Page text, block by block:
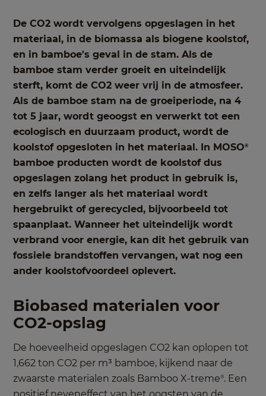
De CO2 wordt vervolgens opgeslagen in het
materiaal, in de biomassa als biogene koolstof,
en in bamboe's geval in de stam. Als de
bamboe stam verder groeit en uiteindelijk
sterft, komt de CO2 weer vrij in de atmosfeer.
Als de bamboe stam na de groeiperiode, na 4
tot 5 jaar, wordt geoogst en verwerkt tot een
ecologisch en duurzaam product, wordt de
koolstof opgesloten in het materiaal. In MOSO®
bamboe producten wordt de koolstof dus
opgeslagen zolang het product in gebruik is,
en zelfs langer als het materiaal wordt
hergebruikt of gerecycled, bijvoorbeeld tot
spaanplaat. Wanneer het uiteindelijk wordt
verbrand voor energie, kan dit het gebruik van
fossiele brandstoffen vervangen, wat nog een
ander koolstofvoordeel oplevert.
Biobased materialen voor
CO2-opslag
De hoeveelheid opgeslagen CO2 kan oplopen tot
1,662 ton CO2 per m³ bamboe, kijkend naar de
zwaarste materialen zoals Bamboo X-treme®. Een